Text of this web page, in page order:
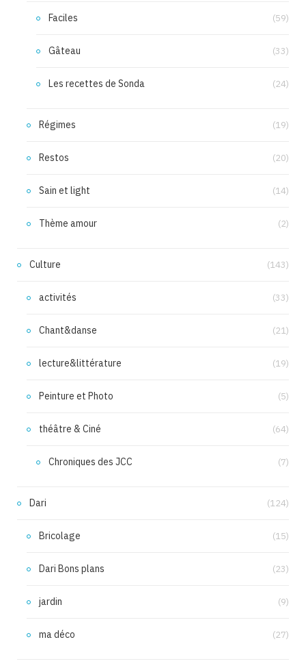
Faciles (59)
Gâteau (33)
Les recettes de Sonda (24)
Régimes (19)
Restos (20)
Sain et light (14)
Thème amour (2)
Culture (143)
activités (33)
Chant&danse (21)
lecture&littérature (19)
Peinture et Photo (5)
théâtre & Ciné (64)
Chroniques des JCC (7)
Dari (124)
Bricolage (15)
Dari Bons plans (23)
jardin (9)
ma déco (27)